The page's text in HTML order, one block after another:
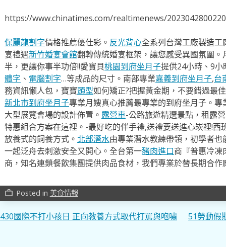
https://www.chinatimes.com/realtimenews/
保麗龍割字價格推薦優仕彩。 反光背心全系列台灣工廠製造
宴禮遇新竹婚宴會館翻轉傳統婚宴框架，讓您感受異國氛圍。
半，更讓你事半功倍!!愛寶貝桃園到府坐月子提供24小時、9
體字 、 電腦割字…等成品的尺寸。南部專業嘉義到府坐月子,台
務資訊懶人包，寶寶頭型如何矯正?把握黃金期，不要錯過最
新北市到府坐月子專業月嫂真心推薦最專業的到府坐月子。專
大型展覽會場的設計佈置。 露營車-公路旅遊精選景點，租露
特惠組合方案在這裡。-最好吃的伴手禮,送禮要送進心崁裡!西
放養式的飼養方式。 北部潛水由專業潛水教練帶領，初學者
一起泛舟去​刺激安全又開心。全台第一豬肉進口商『普惠冷凍
商，知名連鎖餐飲集團提供肉品食材，我們專業於替長期合作
work_outline Posted in 美食情報
文
430國際不打小孩日 正向教養方式取代打罵與咆嘯 51勞動假